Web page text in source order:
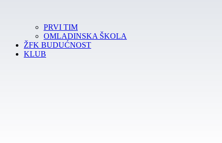
PRVI TIM
OMLADINSKA ŠKOLA
ŽFK BUDUĆNOST
KLUB